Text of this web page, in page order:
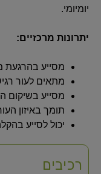
יומיומי.
יתרונות מרכזיים:
מסייע
מתאים לעור
מסייע בשיקום
תומך באיזון
יכול לסייע
רכיבים